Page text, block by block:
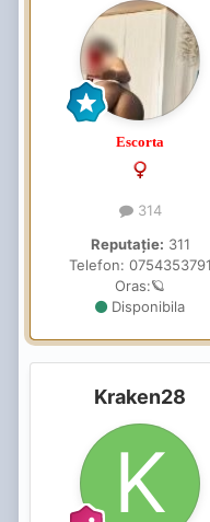
Escorta
314
Reputație: 311
Telefon: 0754353791
Oras:🪐
Disponibila
Kraken28